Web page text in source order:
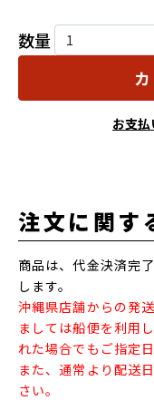
数量
お支払
注文に関す
商品は、代金決済完
します。
沖縄県店舗からの発
ましては船便を利用
れた場合でもご指定
また、通常より配送
さい。